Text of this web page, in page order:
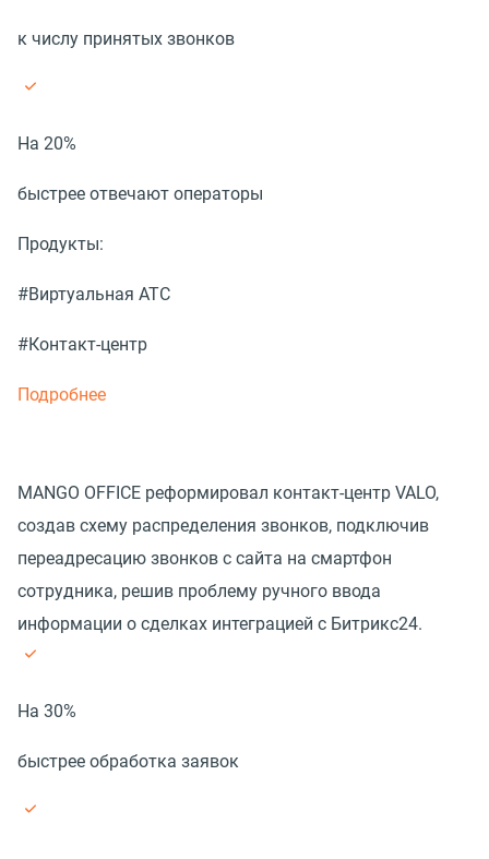
к числу принятых звонков
На 20%
быстрее отвечают операторы
Продукты:
#Виртуальная АТС
#Контакт-центр
Подробнее
MANGO OFFICE реформировал контакт-центр VALO,
создав схему распределения звонков, подключив
переадресацию звонков с сайта на смартфон
сотрудника, решив проблему ручного ввода
информации о сделках интеграцией с Битрикс24.
На 30%
быстрее обработка заявок